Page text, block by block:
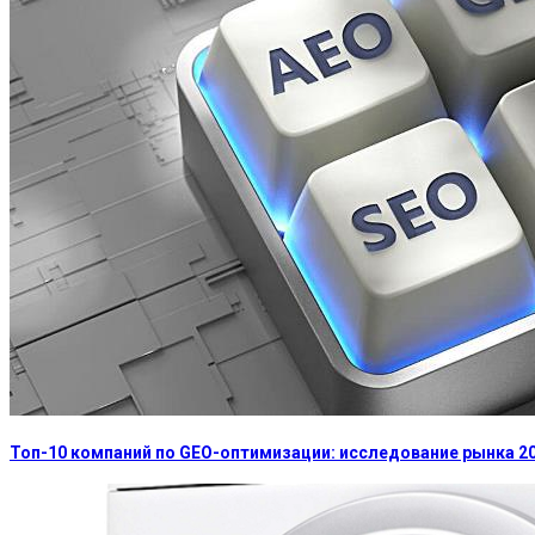
Топ-10 компаний по GEO-оптимизации: исследование рынка